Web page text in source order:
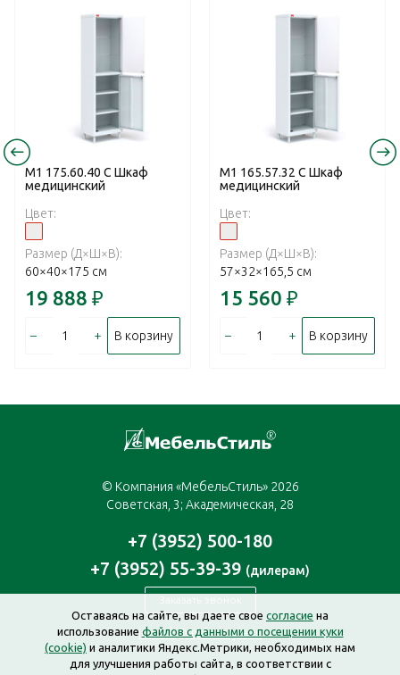
М1 175.60.40 С Шкаф
медицинский
Цвет:
Размер (Д×Ш×В):
60×40×175 см
19 888 ₽
– + В корзину
М1 165.57.32 С Шкаф
медицинский
Цвет:
Размер (Д×Ш×В):
57×32×165,5 см
15 560 ₽
– + В корзину
© Компания «МебельСтиль» 2026
Советская, 3; Академическая, 28
+7 (3952) 500-180
+7 (3952) 55-39-39 (дилерам)
Заказать звонок
irkutsk@mebelstyle.ru
Оставаясь на сайте, вы даете свое согласие на
использованиефайлов с данными о посещении куки
(cookie) и аналитики Яндекс.Метрики, необходимых нам
для улучшения работы сайта, в соответствии с